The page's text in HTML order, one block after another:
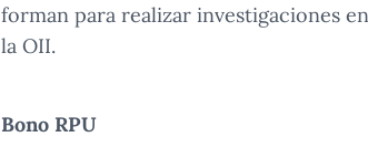
forman para realizar investigaciones
la OII.
Bono RPU